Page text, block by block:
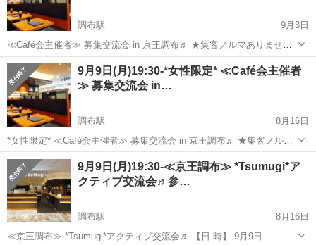
調布駅
9月3日
≪Café会主催者≫ 募集交流会 in 京王調布♬ ★集客ノルマありませ
ん！ ★登録料ありません！ ★デメリット一切ありません！ ★年齢制
限もありません！ 投稿をご覧頂きありがとうございます。 はじめま...
東京 調布市 調布駅 ローコスト
9月9日(月)19:30-*女性限定* ≪Café会主催者
≫ 募集交流会 in…
調布駅
8月16日
*女性限定* ≪Café会主催者≫ 募集交流会 in 京王調布♬ ★集客ノルマ
ありません！ ★登録料ありません！ ★デメリット一切ありません！
★年齢制限もありません！ 投稿をご覧頂きありがとうございま...
東京 調布市 調布駅 ローコスト
9月9日(月)19:30-≪京王調布≫ *Tsumugi*ア
クティブ交流会♬参…
調布駅
8月16日
≪京王調布≫ *Tsumugi*アクティブ交流会♬ 【日 時】 9月9日